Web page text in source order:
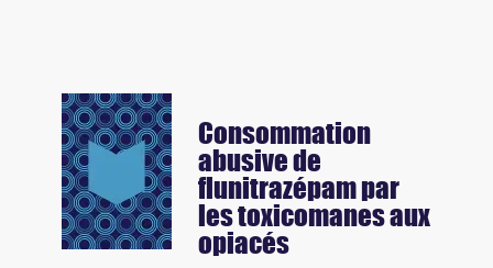
Consommation
abusive de
flunitrazépam par
les toxicomanes aux
opiacés